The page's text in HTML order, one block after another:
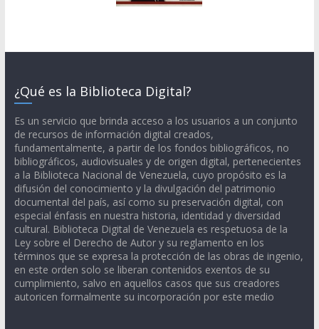
¿Qué es la Biblioteca Digital?
Es un servicio que brinda acceso a los usuarios a un conjunto
de recursos de información digital creados,
fundamentalmente, a partir de los fondos bibliográficos, no
bibliográficos, audiovisuales y de origen digital, pertenecientes
a la Biblioteca Nacional de Venezuela, cuyo propósito es la
difusión del conocimiento y la divulgación del patrimonio
documental del país, así como su preservación digital, con
especial énfasis en nuestra historia, identidad y diversidad
cultural. Biblioteca Digital de Venezuela es respetuosa de la
Ley sobre el Derecho de Autor y su reglamento en los
términos que se expresa la protección de las obras de ingenio,
en este orden solo se liberan contenidos exentos de su
cumplimiento, salvo en aquellos casos que sus creadores
autoricen formalmente su incorporación por este medio